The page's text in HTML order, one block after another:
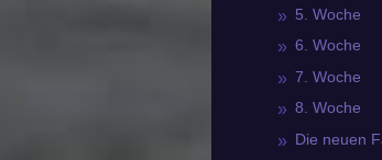
5. Woche
6. Woche
7. Woche
8. Woche
Die neuen